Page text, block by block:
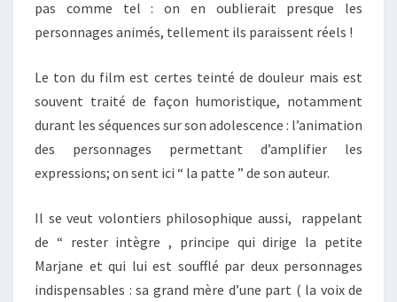
pas comme tel : on en oublierait presque les
personnages animés, tellement ils paraissent réels !
Le ton du film est certes teinté de douleur mais est
souvent traité de façon humoristique, notamment
durant les séquences sur son adolescence : l’animation
des personnages permettant d’amplifier les
expressions; on sent ici “ la patte ” de son auteur.
Il se veut volontiers philosophique aussi, rappelant
de “ rester intègre , principe qui dirige la petite
Marjane et qui lui est soufflé par deux personnages
indispensables : sa grand mère d’une part ( la voix de